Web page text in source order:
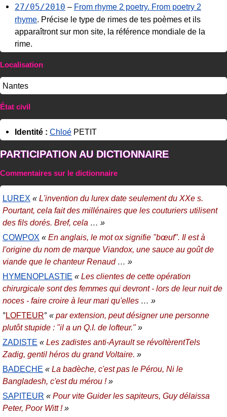
27/05/2010 – From rhyme 2 poetry. From poetry 2
rhyme. Précise le type de rimes de tes poèmes et ils
apparaîtront sur mon site, la référence mondiale de la
rime.
Localisation
Nantes
État civil
Identité : Chloé PETIT
PARTICIPATION AU DICTIONNAIRE
Commentaires sur le dictionnaire
LUREX « L'invention du lurex date seulement du XXe s.
Pourtant, cela fait des millénaires que les couturiers utilisent
des fils dorés. Bref, cela … »
COWPOX « En anglais, le mot ox signifie "bœuf". Il est à
l'origine du nom de marque Viandox, une sauce au goût de
viande que le chanteur Renaud… »
HYMENOPLASTIE « Les clientes de cette opération
chirurgicale sont des femmes qui devront - lors de leur nuit de
noces - faire croire à leur mari qu'elles … »
LOFTEUR
« par extension, peut désigner une personne
plutôt stupide : "il a un Q.I. de lofteur."»
ZADISTE « Les zadistes anti-Ayrault se révoltèrentTels
Zadig, gentil héros du grand Voltaire. »
BADECHE « La badèche, c'est pas le Pérou, Ni le
Bangladesh, c'est du mérou !»
SAPITEUR « Pour vite Guider les sapiteurs, Guy délaissa
Peter, Poor Witt !»